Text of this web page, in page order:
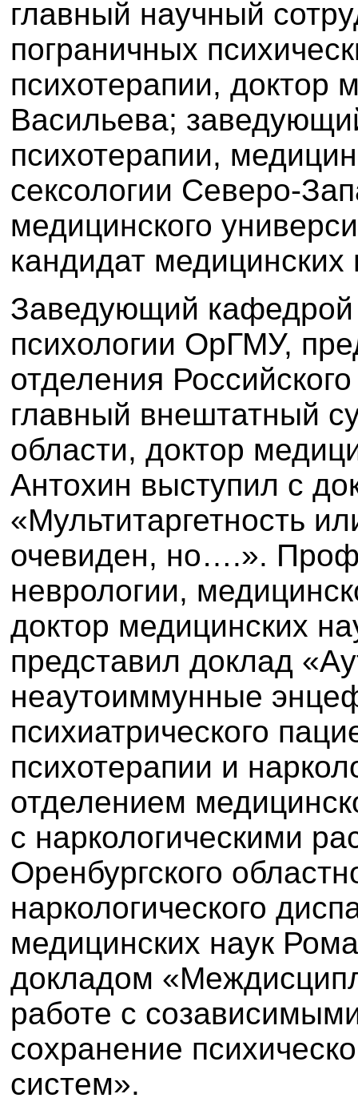
главный научный
пограничных
психотерапии, доктор
Васильева;
психотерапии,
сексологии Северо-
медицинского
кандидат
Заведующий кафедрой
психологии ОрГМУ,
отделения
главный внештатный
области, доктор
Антохин выступил с
«Мультитаргетность
очевиден, но….».
неврологии,
доктор медицинских
представил доклад
неаутоиммунные
психиатрического
психотерапии и
отделением
с наркологическими
Оренбургского
наркологического
медицинских наук
докладом
работе с
сохранение
систем».